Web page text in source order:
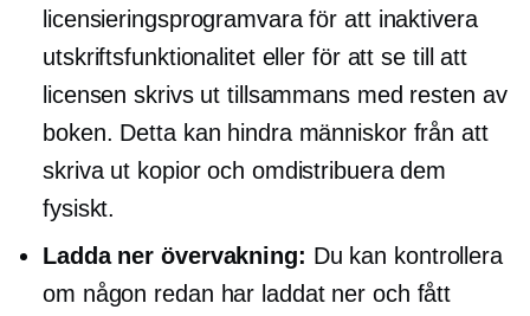
licensieringsprogramvara för att inaktivera
utskriftsfunktionalitet eller för att se till att
licensen skrivs ut tillsammans med resten av
boken. Detta kan hindra människor från att
skriva ut kopior och omdistribuera dem
fysiskt.
Ladda ner övervakning: Du kan kontrollera
om någon redan har laddat ner och fått